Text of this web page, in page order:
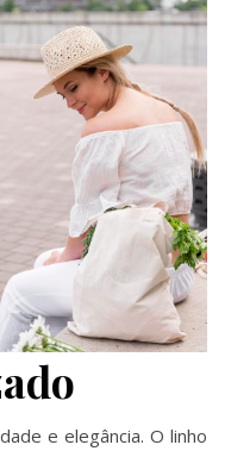
e elegância. O linho